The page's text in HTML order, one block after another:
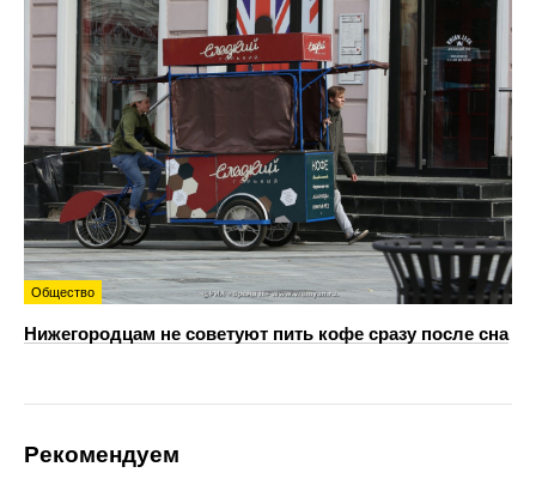
Общество
Нижегородцам не советуют пить кофе сразу после сна
Рекомендуем